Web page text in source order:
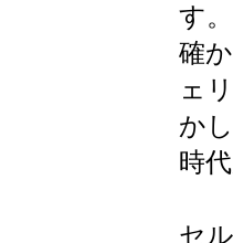
す。
確
ェ
か
時
セ